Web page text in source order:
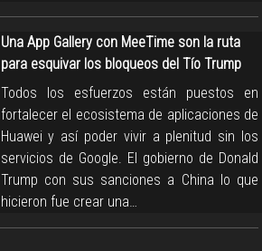
Una App Gallery con MeeTime son la ruta
para esquivar los bloqueos del Tío Trump
Todos los esfuerzos están puestos en
fortalecer el ecosistema de aplicaciones de
Huawei y así poder vivir a plenitud sin los
servicios de Google. El gobierno de Donald
Trump con sus sanciones a China lo que
hicieron fue crear una…